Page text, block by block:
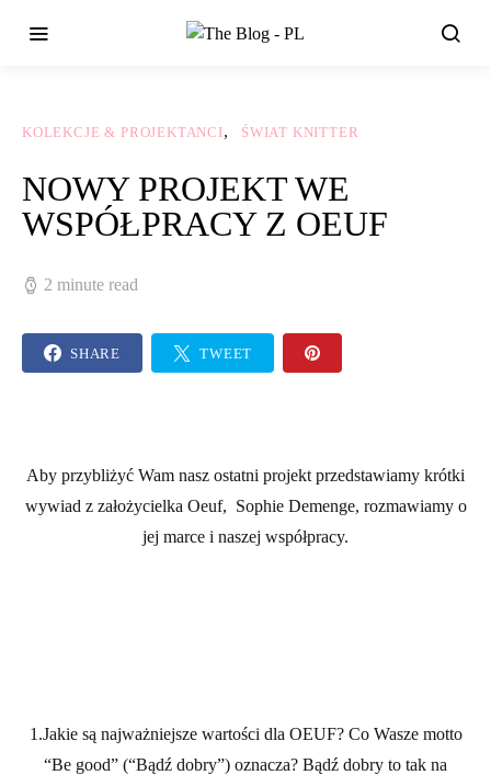
KOLEKCJE & PROJEKTANCI ŚWIAT KNITTER
NOWY PROJEKT WE
WSPÓŁPRACY Z OEUF
2 minute read
SHARE TWEET
Aby przybliżyć Wam nasz ostatni projekt przedstawiamy krótki
wywiad z założycielka Oeuf, Sophie Demenge, rozmawiamy o
jej marce i naszej współpracy.
1.Jakie są najważniejsze wartości dla OEUF? Co Wasze motto
“Be good” (“Bądź dobry”) oznacza? Bądź dobry to tak na